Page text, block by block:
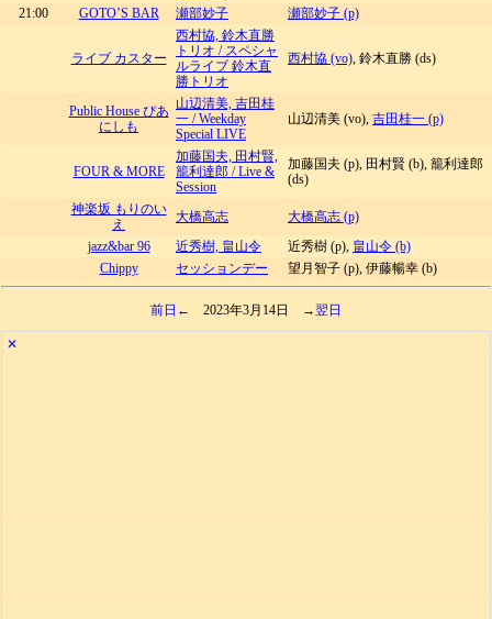
21:00
GOTO’S BAR 瀬部妙子 瀬部妙子 (p)
ライブ カスター
西村協, 鈴木直勝
トリオ / スペシャ
ルライブ 鈴木直
勝トリオ
西村協 (vo), 鈴木直勝 (ds)
Public House ぴあ
にしも
山辺清美, 吉田桂
一 / Weekday
Special LIVE
山辺清美 (vo), 吉田桂一 (p)
FOUR & MORE
加藤国夫, 田村賢,
籠利達郎 / Live &
Session
加藤国夫 (p), 田村賢 (b), 籠利達郎
(ds)
神楽坂 もりのい
え
大橋高志
大橋高志 (p)
jazz&bar 96
近秀樹, 畠山令 近秀樹 (p), 畠山令 (b)
Chippy
セッションデー 望月智子 (p), 伊藤暢幸 (b)
前日← 2023年3月14日 →翌日
✕